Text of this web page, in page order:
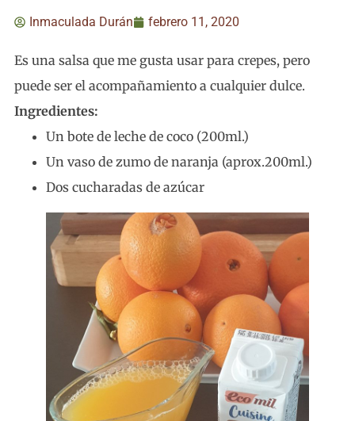
Inmaculada Durán febrero 11, 2020
Es una salsa que me gusta usar para crepes, pero
puede ser el acompañamiento a cualquier dulce.
Ingredientes:
Un bote de leche de coco (200ml.)
Un vaso de zumo de naranja (aprox.200ml.)
Dos cucharadas de azúcar